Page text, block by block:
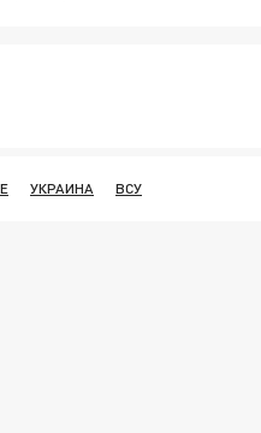
УКРАИНА ВСУ